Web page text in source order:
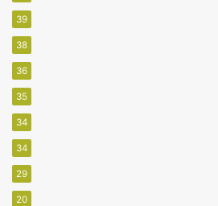
39
38
36
35
34
34
29
20